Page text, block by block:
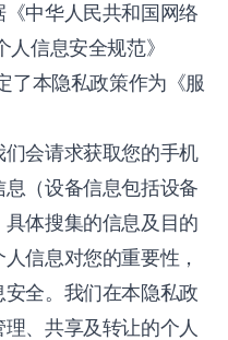
中华人民共和国网络
信息安全规范》
了本隐私政策作为《服
会请求获取您的手机
（设备信息包括设备
体搜集的信息及目的
信息对您的重要性，
全。我们在本隐私政
、共享及转让的个人